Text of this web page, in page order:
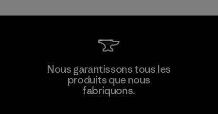
Supertex S.A.
Nous garantissons tous les
produits que nous
fabriquons.